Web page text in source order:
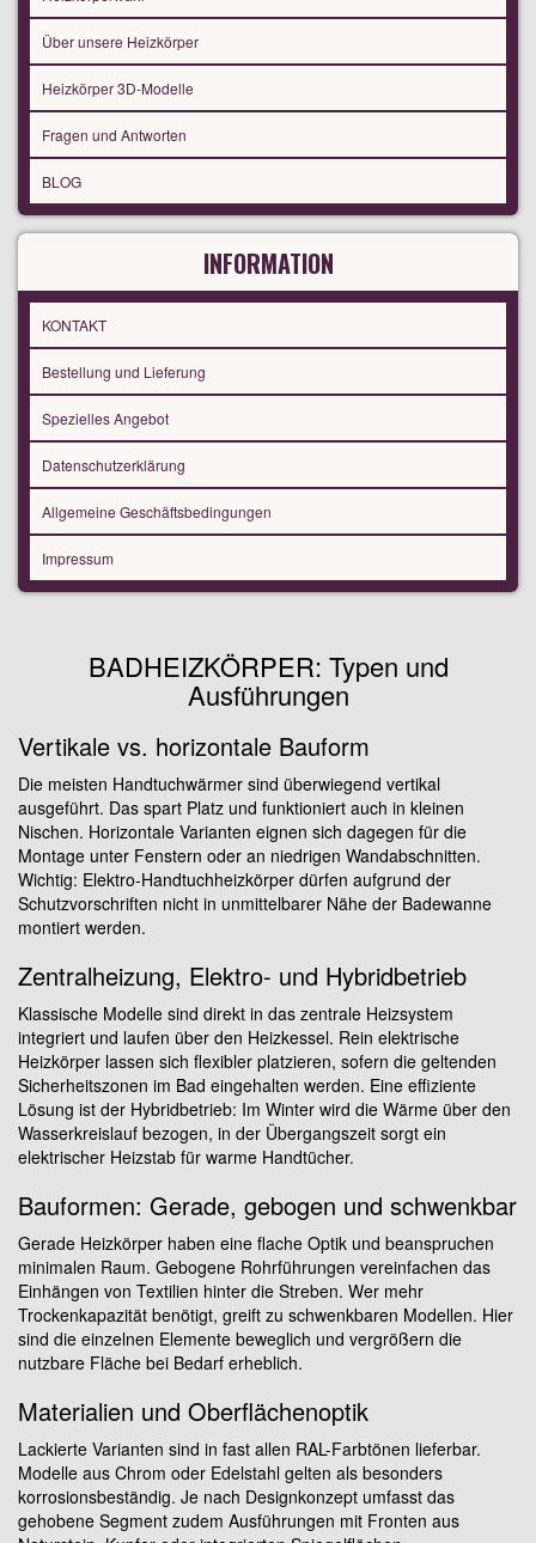
Über unsere Heizkörper
Heizkörper 3D-Modelle
Fragen und Antworten
BLOG
INFORMATION
KONTAKT
Bestellung und Lieferung
Spezielles Angebot
Datenschutzerklärung
Allgemeine Geschäftsbedingungen
Impressum
BADHEIZKÖRPER: Typen und
Ausführungen
Vertikale vs. horizontale Bauform
Die meisten Handtuchwärmer sind überwiegend vertikal
ausgeführt. Das spart Platz und funktioniert auch in kleinen
Nischen. Horizontale Varianten eignen sich dagegen für die
Montage unter Fenstern oder an niedrigen Wandabschnitten.
Wichtig: Elektro-Handtuchheizkörper dürfen aufgrund der
Schutzvorschriften nicht in unmittelbarer Nähe der Badewanne
montiert werden.
Zentralheizung, Elektro- und Hybridbetrieb
Klassische Modelle sind direkt in das zentrale Heizsystem
integriert und laufen über den Heizkessel. Rein elektrische
Heizkörper lassen sich flexibler platzieren, sofern die geltenden
Sicherheitszonen im Bad eingehalten werden. Eine effiziente
Lösung ist der Hybridbetrieb: Im Winter wird die Wärme über den
Wasserkreislauf bezogen, in der Übergangszeit sorgt ein
elektrischer Heizstab für warme Handtücher.
Bauformen: Gerade, gebogen und schwenkbar
Gerade Heizkörper haben eine flache Optik und beanspruchen
minimalen Raum. Gebogene Rohrführungen vereinfachen das
Einhängen von Textilien hinter die Streben. Wer mehr
Trockenkapazität benötigt, greift zu schwenkbaren Modellen. Hier
sind die einzelnen Elemente beweglich und vergrößern die
nutzbare Fläche bei Bedarf erheblich.
Materialien und Oberflächenoptik
Lackierte Varianten sind in fast allen RAL-Farbtönen lieferbar.
Modelle aus Chrom oder Edelstahl gelten als besonders
korrosionsbeständig. Je nach Designkonzept umfasst das
gehobene Segment zudem Ausführungen mit Fronten aus